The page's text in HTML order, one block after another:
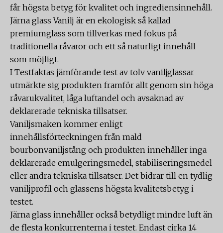
får högsta betyg för kvalitet och ingrediensinnehåll.
Järna glass Vanilj är en ekologisk så kallad
premiumglass som tillverkas med fokus på
traditionella råvaror och ett så naturligt innehåll
som möjligt.
I Testfaktas jämförande test av tolv vaniljglassar
utmärkte sig produkten framför allt genom sin höga
råvarukvalitet, låga luftandel och avsaknad av
deklarerade tekniska tillsatser.
Vaniljsmaken kommer enligt
innehållsförteckningen från mald
bourbonvaniljstång och produkten innehåller inga
deklarerade emulgeringsmedel, stabiliseringsmedel
eller andra tekniska tillsatser. Det bidrar till en tydlig
vaniljprofil och glassens högsta kvalitetsbetyg i
testet.
Järna glass innehåller också betydligt mindre luft än
de flesta konkurrenterna i testet. Endast cirka 14